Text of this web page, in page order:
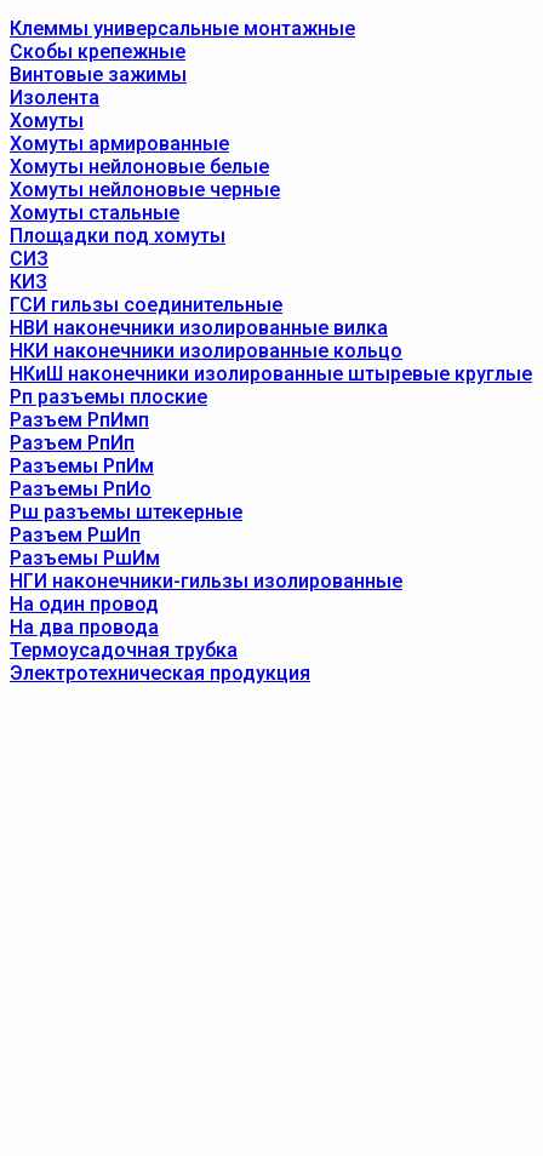
Клеммы универсальные монтажные
Скобы крепежные
Винтовые зажимы
Изолента
Хомуты
Хомуты армированные
Хомуты нейлоновые белые
Хомуты нейлоновые черные
Хомуты стальные
Площадки под хомуты
СИЗ
КИЗ
ГСИ гильзы соединительные
НВИ наконечники изолированные вилка
НКИ наконечники изолированные кольцо
НКиШ наконечники изолированные штыревые круглые
Рп разъемы плоские
Разъем РпИмп
Разъем РпИп
Разъемы РпИм
Разъемы РпИо
Рш разъемы штекерные
Разъем РшИп
Разъемы РшИм
НГИ наконечники-гильзы изолированные
На один провод
На два провода
Термоусадочная трубка
Электротехническая продукция